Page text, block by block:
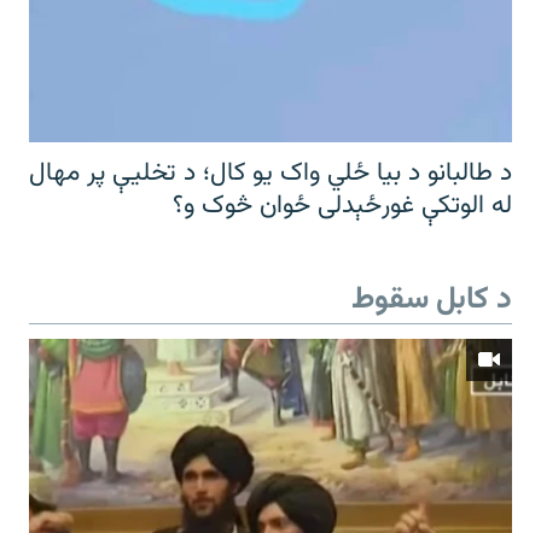
د طالبانو د بیا ځلي واک یو کال؛ د تخلیې پر مهال
له الوتکې غورځېدلی ځوان څوک و؟
د کابل سقوط